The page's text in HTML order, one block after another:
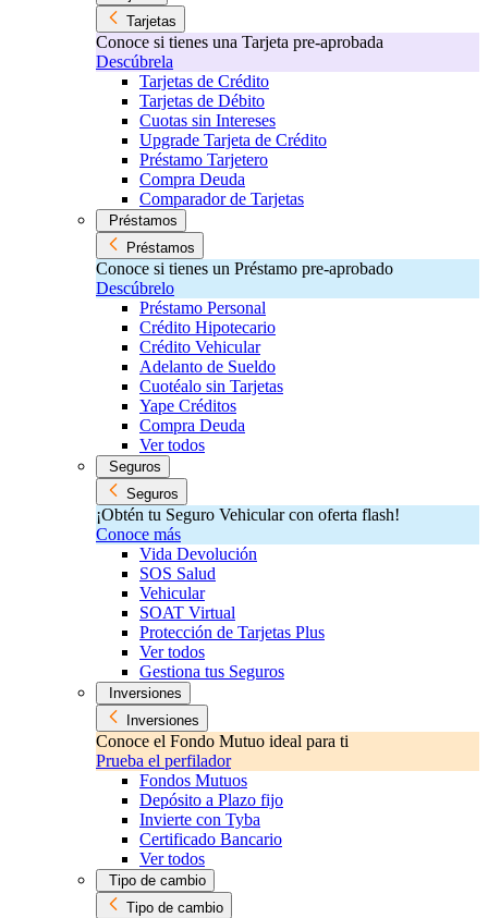
Tarjetas
Conoce si tienes una Tarjeta pre-aprobada
Descúbrela
Tarjetas de Crédito
Tarjetas de Débito
Cuotas sin Intereses
Upgrade Tarjeta de Crédito
Préstamo Tarjetero
Compra Deuda
Comparador de Tarjetas
Préstamos
Préstamos
Conoce si tienes un Préstamo pre-aprobado
Descúbrelo
Préstamo Personal
Crédito Hipotecario
Crédito Vehicular
Adelanto de Sueldo
Cuotéalo sin Tarjetas
Yape Créditos
Compra Deuda
Ver todos
Seguros
Seguros
¡Obtén tu Seguro Vehicular con oferta flash!
Conoce más
Vida Devolución
SOS Salud
Vehicular
SOAT Virtual
Protección de Tarjetas Plus
Ver todos
Gestiona tus Seguros
Inversiones
Inversiones
Conoce el Fondo Mutuo ideal para ti
Prueba el perfilador
Fondos Mutuos
Depósito a Plazo fijo
Invierte con Tyba
Certificado Bancario
Ver todos
Tipo de cambio
Tipo de cambio